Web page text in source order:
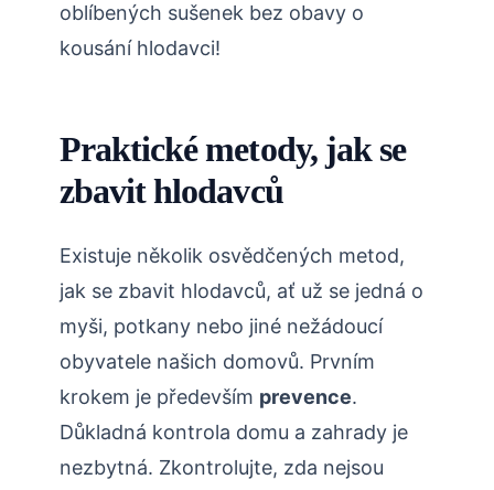
oblíbených sušenek bez obavy o
kousání hlodavci!
Praktické metody, jak se
zbavit hlodavců
Existuje několik osvědčených metod,
jak ⁤se zbavit ⁣hlodavců, ať už se ⁢jedná o
myši,⁤ potkany nebo jiné nežádoucí
obyvatele našich domovů. ​Prvním
krokem je především prevence.
Důkladná ‍kontrola⁢ domu a zahrady je
nezbytná. Zkontrolujte, zda nejsou